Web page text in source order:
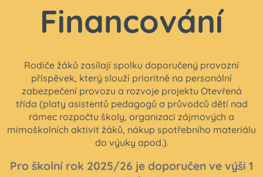
Financování
Rodiče žáků zasílají spolku doporučený provozní
příspěvek, který slouží prioritně na personální
zabezpečení provozu a rozvoje projektu Otevřená
třída (platy asistentů pedagogů a průvodců dětí nad
rámec rozpočtu školy, organizaci zájmových a
mimoškolních aktivit žáků, nákup spotřebního materiálu
do výuky apod.).
Pro školní rok 2025/26 je doporučen ve výši 1